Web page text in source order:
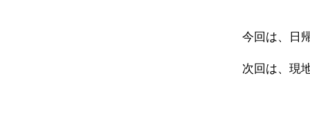
今回は、日
次回は、現